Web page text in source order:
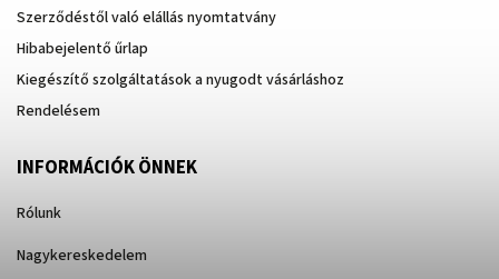
Szerződéstől való elállás nyomtatvány
Hibabejelentő űrlap
Kiegészítő szolgáltatások a nyugodt vásárláshoz
Rendelésem
INFORMÁCIÓK ÖNNEK
Rólunk
Nagykereskedelem